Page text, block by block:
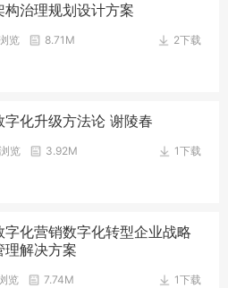
构治理规划设计方案
2下载
览 8.71M
字化升级方法论 谢陵春
1下载
览 3.92M
字化营销数字化转型企业战略
理解决方案
1下载
览 7.74M